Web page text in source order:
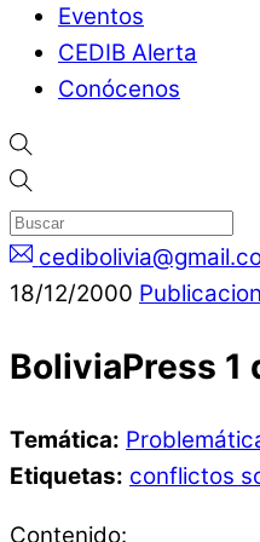
Eventos
CEDIB Alerta
Conócenos
18/12/2000
BoliviaPress
Temática:
Etiquetas: conflictos
Contenido: